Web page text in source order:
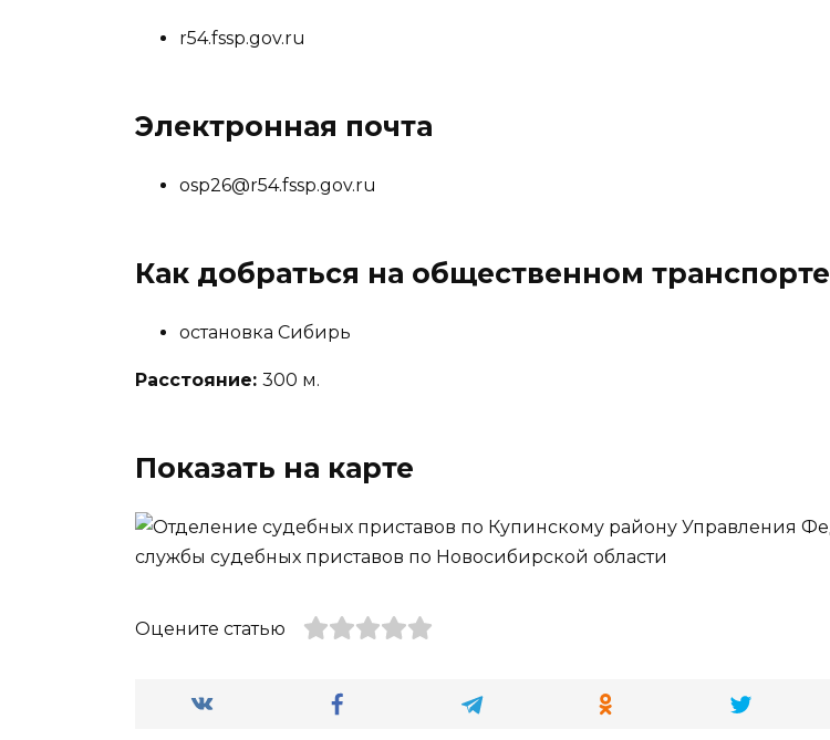
r54.fssp.gov.ru
Электронная почта
osp26@r54.fssp.gov.ru
Как добраться на общественном транспорте
остановка Сибирь
Расстояние: 300 м.
Показать на карте
Оцените статью